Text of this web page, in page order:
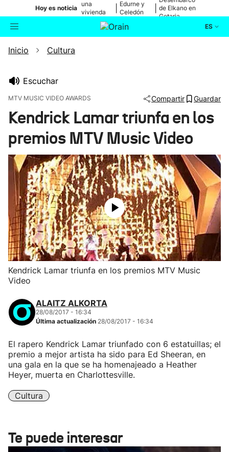
Hoy es noticia
una
vivienda
de Bilbao
Edurne y
Celedón
de Elkano en
Getaria
ES
Buscador
Ikusmiran
Eguraldia
Inicio Cultura
Escuchar
MTV MUSIC VIDEO AWARDS Compartir Guardar
Kendrick Lamar triunfa en los
premios MTV Music Video
Kendrick Lamar triunfa en los premios MTV Music
Video
ALAITZ ALKORTA
28/08/2017 - 16:34
Última actualización 28/08/2017 - 16:34
El rapero Kendrick Lamar triunfado con 6 estatuillas; el
premio a mejor artista ha sido para Ed Sheeran, en
una gala en la que se ha homenajeado a Heather
Heyer, muerta en Charlottesville.
Cultura
Te puede interesar